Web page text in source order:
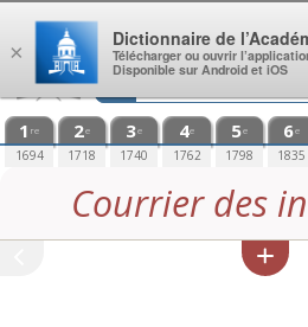
Aller au contenu
1 re
1694
2e
1718
3e
1740
4e
1762
5e
1798
6e
1835
Courrier des
×
Dictionnaire de
Télécharger ou ouvrir
Disponible sur Android et iOS